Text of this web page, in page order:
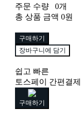
주문 수량
0개
총 상품 금액 0원
구매하기
장바구니에 담기
쉽고 빠른
토스페이 간편결제
구매하기